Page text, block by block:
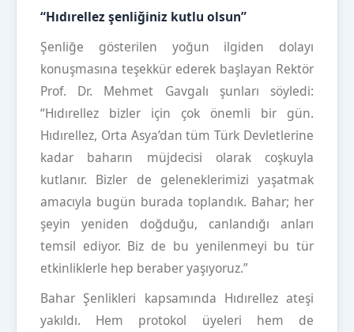
“Hıdırellez şenliğiniz kutlu olsun”
Şenliğe gösterilen yoğun ilgiden dolayı
konuşmasına teşekkür ederek başlayan Rektör
Prof. Dr. Mehmet Gavgalı şunları söyledi:
“Hıdırellez bizler için çok önemli bir gün.
Hıdırellez, Orta Asya’dan tüm Türk Devletlerine
kadar baharın müjdecisi olarak coşkuyla
kutlanır. Bizler de geleneklerimizi yaşatmak
amacıyla bugün burada toplandık. Bahar; her
şeyin yeniden doğduğu, canlandığı anları
temsil ediyor. Biz de bu yenilenmeyi bu tür
etkinliklerle hep beraber yaşıyoruz.”
Bahar Şenlikleri kapsamında Hıdırellez ateşi
yakıldı. Hem protokol üyeleri hem de